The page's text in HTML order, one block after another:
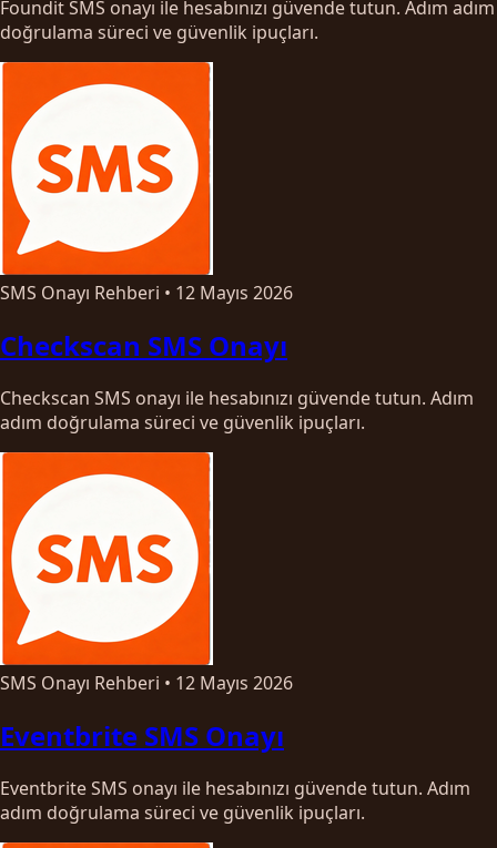
Foundit SMS onayı ile hesabınızı güvende tutun. Adım adım
doğrulama süreci ve güvenlik ipuçları.
SMS Onayı Rehberi • 12 Mayıs 2026
Checkscan SMS Onayı
Checkscan SMS onayı ile hesabınızı güvende tutun. Adım
adım doğrulama süreci ve güvenlik ipuçları.
SMS Onayı Rehberi • 12 Mayıs 2026
Eventbrite SMS Onayı
Eventbrite SMS onayı ile hesabınızı güvende tutun. Adım
adım doğrulama süreci ve güvenlik ipuçları.